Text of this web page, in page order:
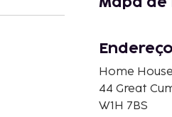
Endereço
Home
44 Great
W1H 7BS